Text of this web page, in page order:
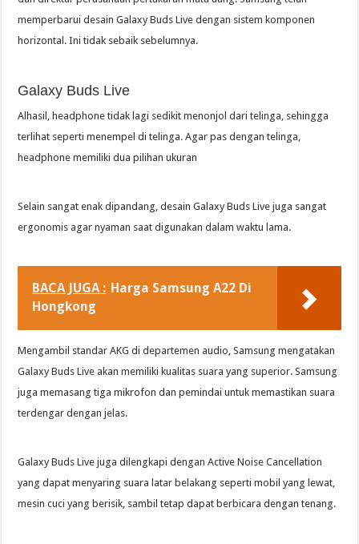
memperbarui desain Galaxy Buds Live dengan sistem komponen
horizontal. Ini tidak sebaik sebelumnya.
Galaxy Buds Live
Alhasil, headphone tidak lagi sedikit menonjol dari telinga, sehingga
terlihat seperti menempel di telinga. Agar pas dengan telinga,
headphone memiliki dua pilihan ukuran
Selain sangat enak dipandang, desain Galaxy Buds Live juga sangat
ergonomis agar nyaman saat digunakan dalam waktu lama.
BACA JUGA : Harga Samsung A22 Di
Hongkong
Mengambil standar AKG di departemen audio, Samsung mengatakan
Galaxy Buds Live akan memiliki kualitas suara yang superior. Samsung
juga memasang tiga mikrofon dan pemindai untuk memastikan suara
terdengar dengan jelas.
Galaxy Buds Live juga dilengkapi dengan Active Noise Cancellation
yang dapat menyaring suara latar belakang seperti mobil yang lewat,
mesin cuci yang berisik, sambil tetap dapat berbicara dengan tenang.